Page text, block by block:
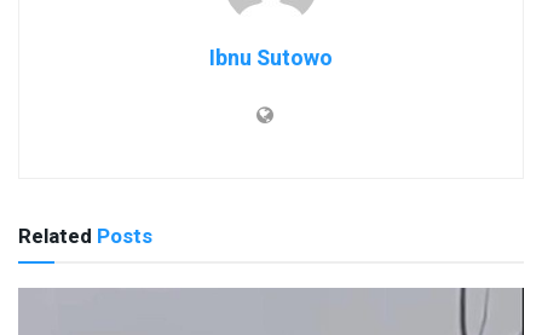
Ibnu Sutowo
Related Posts